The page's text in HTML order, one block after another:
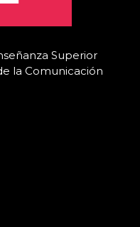
Superior
la Comunicación